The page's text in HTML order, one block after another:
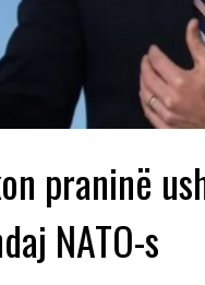
praninë
NATO-s